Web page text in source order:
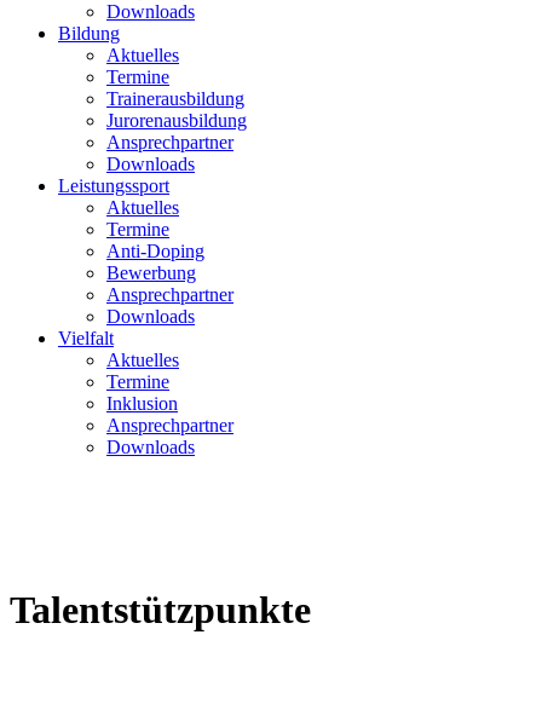
Downloads
Bildung
Aktuelles
Termine
Trainerausbildung
Jurorenausbildung
Ansprechpartner
Downloads
Leistungssport
Aktuelles
Termine
Anti-Doping
Bewerbung
Ansprechpartner
Downloads
Vielfalt
Aktuelles
Termine
Inklusion
Ansprechpartner
Downloads
Talentstützpunkte